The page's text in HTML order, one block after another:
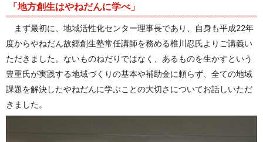
「地方創生はやねだんに学べ」
まず最初に、地域活性化センター理事長であり、自身も平成22年
度からやねだん故郷創生塾常任講師を務める椎川忍氏よりご講義い
ただきました。ないものねだりではなく、あるものを生かすという
豊重氏が実践する地域づくりの基本や補助金に頼らず、全ての地域
課題を解決したやねだんに学ぶことの大切さについてお話しいただ
きました。